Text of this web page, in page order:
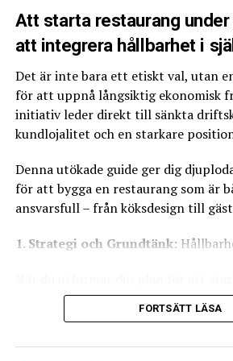
Lek med skuggorna
Försök att undvika att fota med
kallat frontljus), då det gör bilden
ljuset komma från sidan eller snett
Sidoljus skapar vackra skuggor som
i brödet, glansen i såsen och
Varning för blixten
Använd aldrig, under några
maten som tar bort alla naturliga
2. Styling: Så får du maten att se
Kameran ser mer än vad ögat gör,
Att starta restaurang
att integrera hållbarhet i
Det är inte bara ett etiskt val, utan
för att uppnå långsiktig ekonomisk
initiativ leder direkt till sänkta
kundlojalitet och en starkare
Denna utökade guide ger dig
för att bygga en restaurang som är
ansvarsfull – från köksdesign till
1. Strategi och Grundtänk:
hållbarhet vara en central pelare.
FORTSÄTT LÄSA